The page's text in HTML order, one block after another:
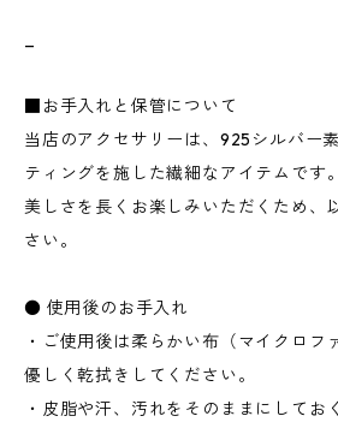
■お手入れと保管について
当店のアクセサリーは、925シルバー
ティングを施した繊細なアイテムです。
美しさを長くお楽しみいただくため、
さい。
● 使用後のお手入れ
・ご使用後は柔らかい布（マイクロフ
優しく乾拭きしてください。
・皮脂や汗、汚れをそのままにしてお